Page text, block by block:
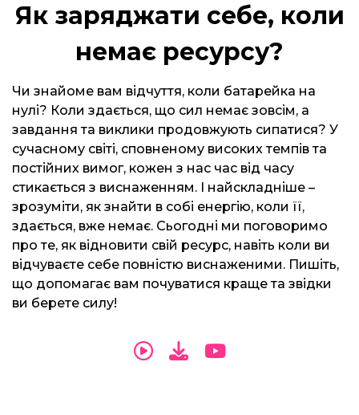
Як заряджати себе, коли
немає ресурсу?
Чи знайоме вам відчуття, коли батарейка на
нулі? Коли здається, що сил немає зовсім, а
завдання та виклики продовжують сипатися? У
сучасному світі, сповненому високих темпів та
постійних вимог, кожен з нас час від часу
стикається з виснаженням. І найскладніше –
зрозуміти, як знайти в собі енергію, коли її,
здається, вже немає. Сьогодні ми поговоримо
про те, як відновити свій ресурс, навіть коли ви
відчуваєте себе повністю виснаженими. Пишіть,
що допомагає вам почуватися краще та звідки
ви берете силу!